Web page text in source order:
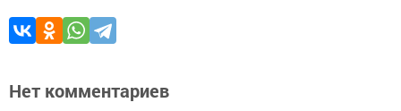
Нет комментариев